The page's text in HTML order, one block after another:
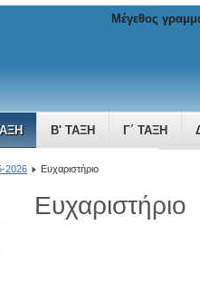
Β' ΤΆΞΗ Γ΄ ΤΆΞΗ
ΠΟΥ ΜΕΓΑΛΏΝΕΙ
Μέγεθος
2026 Ευχαριστήριο
Ευχαριστήριο